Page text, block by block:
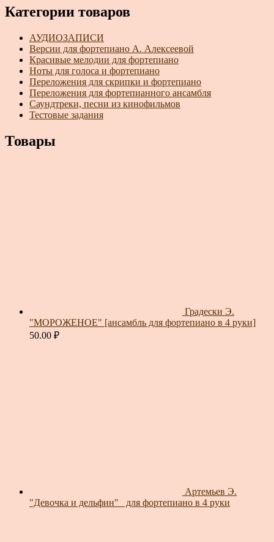
Категории товаров
АУДИОЗАПИСИ
Версии для фортепиано А. Алексеевой
Красивые мелодии для фортепиано
Ноты для голоса и фортепиано
Переложения для скрипки и фортепиано
Переложения для фортепианного ансамбля
Саундтреки, песни из кинофильмов
Тестовые задания
Товары
Градески Э.
"МОРОЖЕНОЕ" [ансамбль для фортепиано в 4 руки]
50.00 ₽
Артемьев Э.
"Девочка и дельфин"_ для фортепиано в 4 руки